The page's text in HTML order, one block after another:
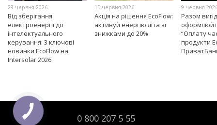
29 червня 2026
Від зберігання
електроенергії до
інтелектуального
керування: 3 ключові
новинки EcoFlow на
Intersolar 2026
15 червня 2026
Акція на рішення EcoFlow:
активуй енергію літа зі
знижками до 20%
9 червня
Разом
“Оплату
продукти
0 800 207 5 55